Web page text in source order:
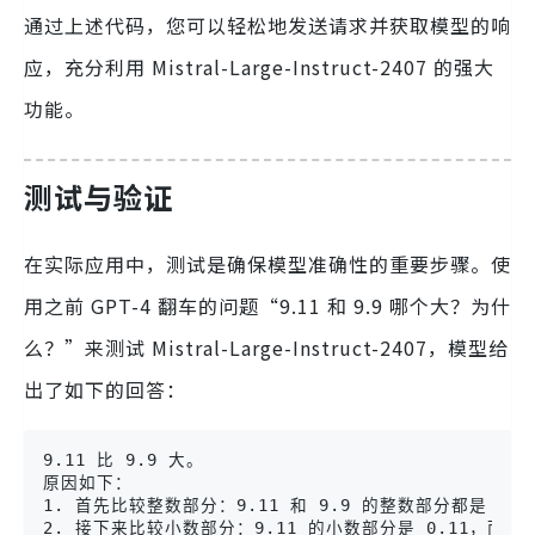
通过上述代码，您可以轻松地发送请求并获取模型的响
应，充分利用 Mistral-Large-Instruct-2407 的强大
功能。
测试与验证
在实际应用中，测试是确保模型准确性的重要步骤。使
用之前 GPT-4 翻车的问题“9.11 和 9.9 哪个大？为什
么？”来测试 Mistral-Large-Instruct-2407，模型给
出了如下的回答：
9.11 比 9.9 大。
原因如下：
1. 首先比较整数部分：9.11 和 9.9 的整数部分都是 9，
2. 接下来比较小数部分：9.11 的小数部分是 0.11，而